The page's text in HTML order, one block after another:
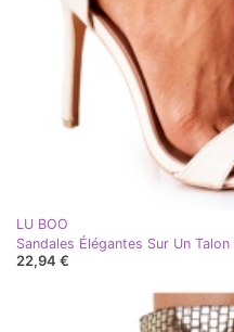
LU BOO
Sandales Élégantes Sur Un
22,94 €